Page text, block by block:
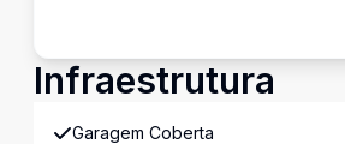
Infraestrutura
Garagem Coberta